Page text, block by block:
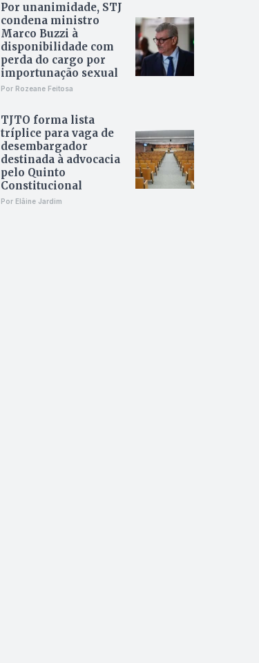
Por unanimidade, STJ
condena ministro
Marco Buzzi à
disponibilidade com
perda do cargo por
importunação sexual
Por Rozeane Feitosa
TJTO forma lista
tríplice para vaga de
desembargador
destinada à advocacia
pelo Quinto
Constitucional
Por Elâine Jardim